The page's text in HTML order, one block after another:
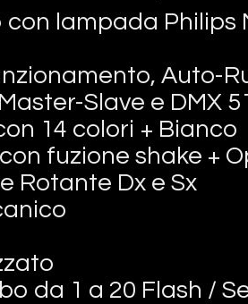
lampada Philips
Auto-
Slave e DMX
14 colori + Bianco
fuzione shake +
Rotante Dx e Sx
da 1 a 20 Flash /